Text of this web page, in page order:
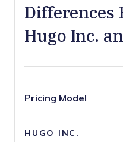
Differences
Hugo Inc.
Pricing Model